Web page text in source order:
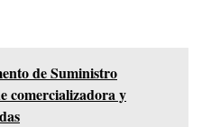
de Suministro
comercializadora y